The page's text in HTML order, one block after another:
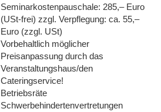
Seminarkostenpauschale: 285,– Euro
(USt-frei) zzgl. Verpflegung: ca. 55,–
Euro (zzgl. USt)
Vorbehaltlich möglicher
Preisanpassung durch das
Veranstaltungshaus/den
Cateringservice!
Betriebsräte
Schwerbehindertenvertretungen